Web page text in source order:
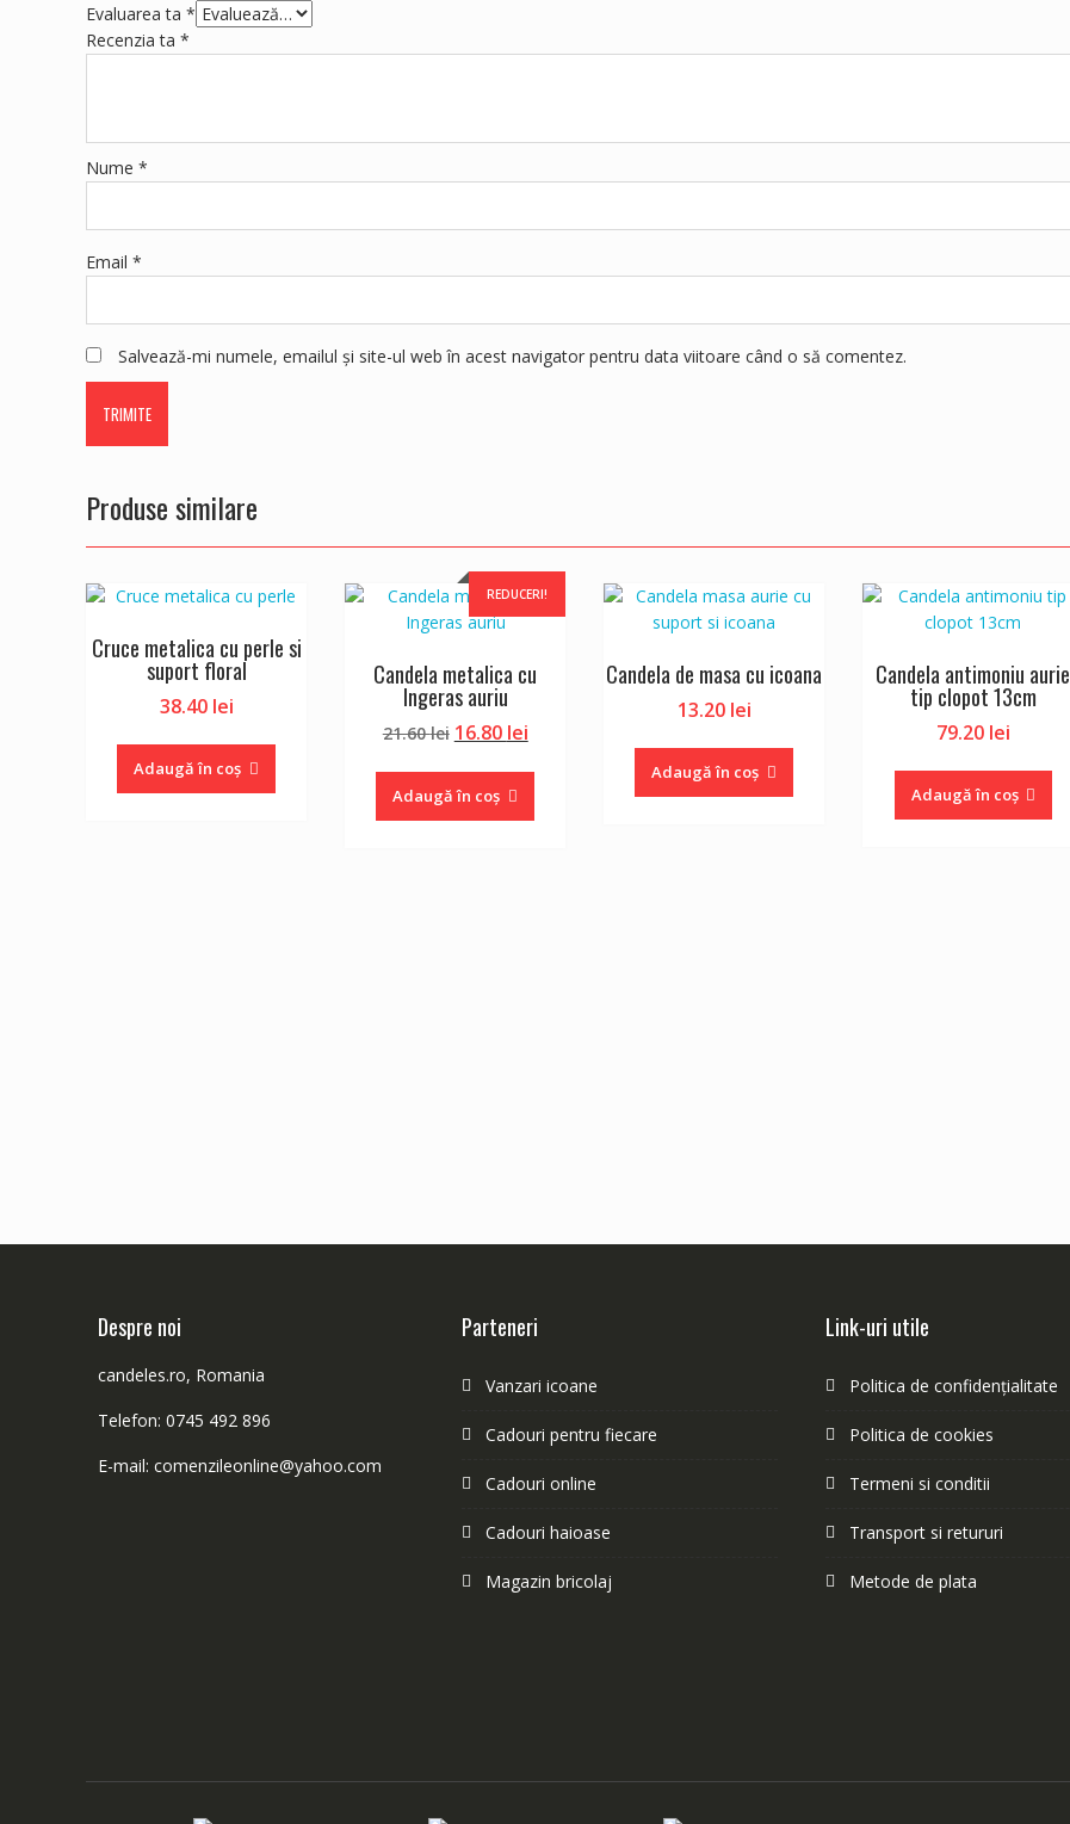
Evaluarea ta *
Recenzia ta *
Nume *
Email *
Salvează-mi numele, emailul și site-ul web în acest navigator pentru data viitoare când o să comentez.
Produse similare
Cruce metalica cu perle si
suport floral
38.40 lei
Adaugă în coș
REDUCERI!
Candela metalica cu
Ingeras auriu
21.60lei Prețul
a
fost:
16.80 leiPrețul
Adaugă în coș
Candela de masa cu icoana
13.20 lei
Adaugă în coș
Candela antimoniu aurie
tip clopot 13cm
79.20 lei
Adaugă în coș
Despre noi
candeles.ro, Romania
Telefon: 0745 492 896
E-mail: comenzileonline@yahoo.com
Parteneri
Vanzari icoane
Cadouri pentru fiecare
Cadouri online
Cadouri haioase
Magazin bricolaj
Link-uri utile
Politica de confidențialitate
Politica de cookies
Termeni si conditii
Transport si retururi
Metode de plata